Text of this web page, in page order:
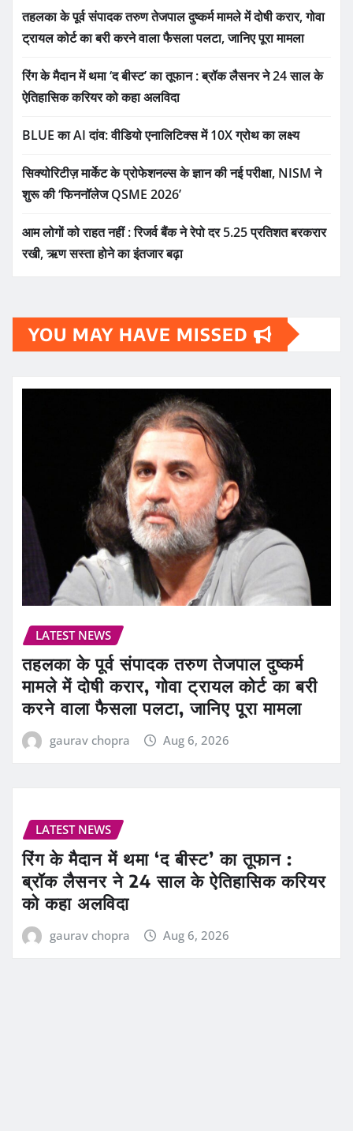
तहलका के पूर्व संपादक तरुण तेजपाल दुष्कर्म मामले में दोषी करार, गोवा
ट्रायल कोर्ट का बरी करने वाला फैसला पलटा, जानिए पूरा मामला
रिंग के मैदान में थमा ‘द बीस्ट’ का तूफान : ब्रॉक लैसनर ने 24 साल के
ऐतिहासिक करियर को कहा अलविदा
BLUE का AI दांव: वीडियो एनालिटिक्स में 10X ग्रोथ का लक्ष्य
सिक्योरिटीज़ मार्केट के प्रोफेशनल्स के ज्ञान की नई परीक्षा, NISM ने
शुरू की ‘फिननॉलेज QSME 2026’
आम लोगों को राहत नहीं : रिजर्व बैंक ने रेपो दर 5.25 प्रतिशत बरकरार
रखी, ऋण सस्ता होने का इंतजार बढ़ा
YOU MAY HAVE MISSED
LATEST NEWS
तहलका के पूर्व संपादक तरुण तेजपाल दुष्कर्म
मामले में दोषी करार, गोवा ट्रायल कोर्ट का बरी
करने वाला फैसला पलटा, जानिए पूरा मामला
gaurav chopra Aug 6, 2026
LATEST NEWS
रिंग के मैदान में थमा ‘द बीस्ट’ का तूफान :
ब्रॉक लैसनर ने 24 साल के ऐतिहासिक करियर
को कहा अलविदा
gaurav chopra Aug 6, 2026